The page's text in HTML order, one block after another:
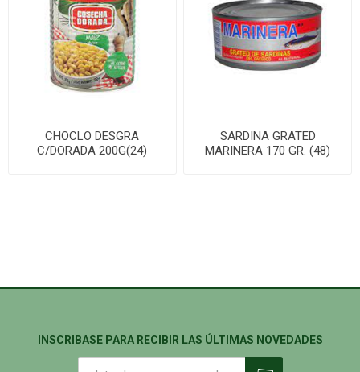
CHOCLO DESGRA
C/DORADA 200G(24)
SARDINA GRATED
MARINERA 170 GR. (48)
INSCRIBASE PARA RECIBIR LAS ÚLTIMAS NOVEDADES